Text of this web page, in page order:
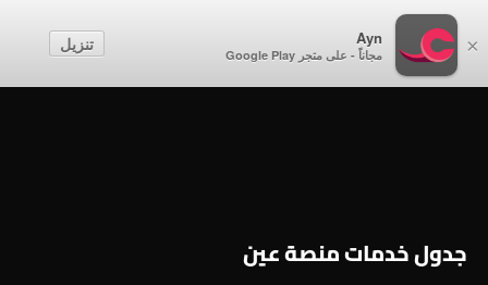
×
Ayn
مجاناً - على متجر Google Play
تنزيل
إنشاء حساب
جدول خدمات منصة عين